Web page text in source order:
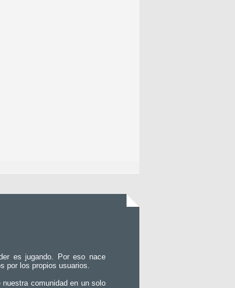
es jugando. Por eso nace
por los propios usuarios.
comunidad en un solo